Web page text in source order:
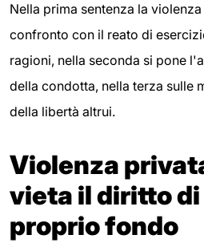
Nella prima sentenza la
confronto con il reato di
ragioni, nella seconda si pone
della condotta, nella terza sulle
della libertà altrui.
Violenza
vieta il diritto
proprio fondo